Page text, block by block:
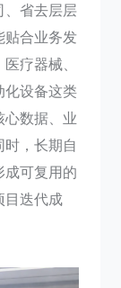
、省去层层
贴合业务发
疗器械、
化设备这类
心数据、业
，长期自
成可复用的
目迭代成